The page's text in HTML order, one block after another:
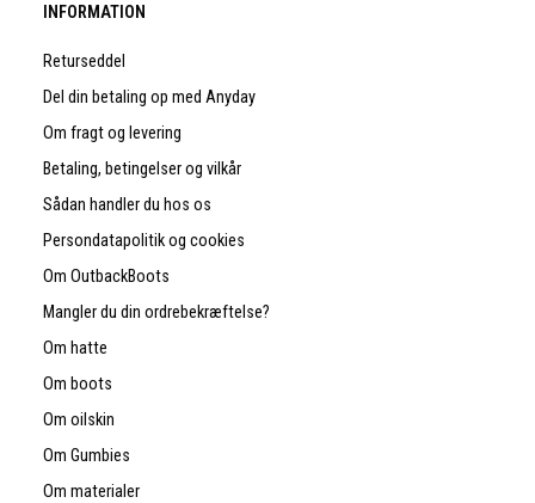
INFORMATION
Returseddel
Del din betaling op med Anyday
Om fragt og levering
Betaling, betingelser og vilkår
Sådan handler du hos os
Persondatapolitik og cookies
Om OutbackBoots
Mangler du din ordrebekræftelse?
Om hatte
Om boots
Om oilskin
Om Gumbies
Om materialer